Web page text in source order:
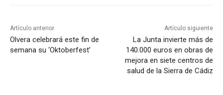
t
o
r
Artículo anterior
Olvera celebrará este fin de
semana su ‘Oktoberfest’
Artículo siguiente
La Junta invierte más de
140.000 euros en obras de
mejora en siete centros de
salud de la Sierra de Cádiz